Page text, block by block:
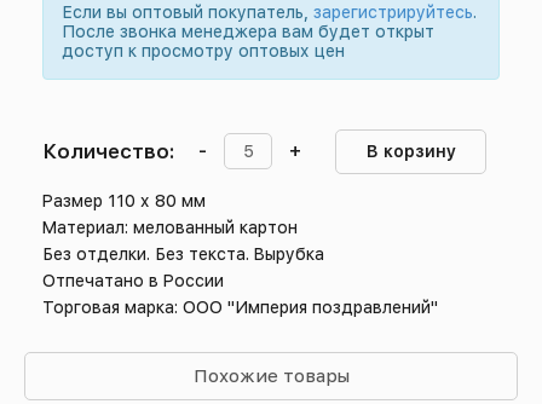
Если вы оптовый покупатель, зарегистрируйтесь.
После звонка менеджера вам будет открыт
доступ к просмотру оптовых цен
Количество: - + В корзину
Размер 110 х 80 мм
Материал: мелованный картон
Без отделки. Без текста. Вырубка
Отпечатано в России
Торговая марка: ООО "Империя поздравлений"
Похожие товары